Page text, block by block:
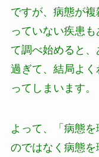
ですが、病態が
っていない疾患
て調べ始めると
過ぎて、結局よ
ってしまいます。
よって、「病態
のではなく病態